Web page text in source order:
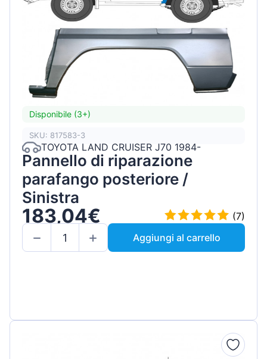
Disponibile (3+)
SKU: 817583-3
TOYOTA LAND CRUISER J70 1984-
Pannello di riparazione
parafango posteriore /
Sinistra
183,04€
(7)
Aggiungi al carrello